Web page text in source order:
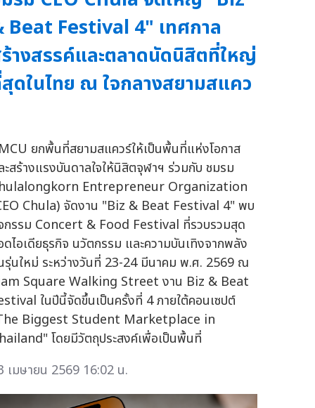
Beat Festival 4" เทศกาล
างสรรค์และตลาดนัดนิสิตที่ใหญ่
ดในไทย ณ ใจกลางสยามสแคว
ยกพื้นที่สยามสแควร์ให้เป็นพื้นที่แห่งโอกาส
ะสร้างแรงบันดาลใจให้นิสิตจุฬาฯ ร่วมกับ ชมรม
Entrepreneur Organization
Chula) จัดงาน "Biz & Beat Festival 4" พบ
กรรม Concert & Food Festival ที่รวบรวมสุด
ดไอเดียธุรกิจ นวัตกรรม และความบันเทิงจากพลัง
รุ่นใหม่ ระหว่างวันที่ 23-24 มีนาคม พ.ศ. 2569 ณ
Square Walking Street งาน Biz & Beat
ในปีนี้จัดขึ้นเป็นครั้งที่ 4 ภายใต้คอนเซปต์
Biggest Student Marketplace in
โดยมีวัตถุประสงค์เพื่อเป็นพื้นที่
เมษายน 2569 16:02 น.